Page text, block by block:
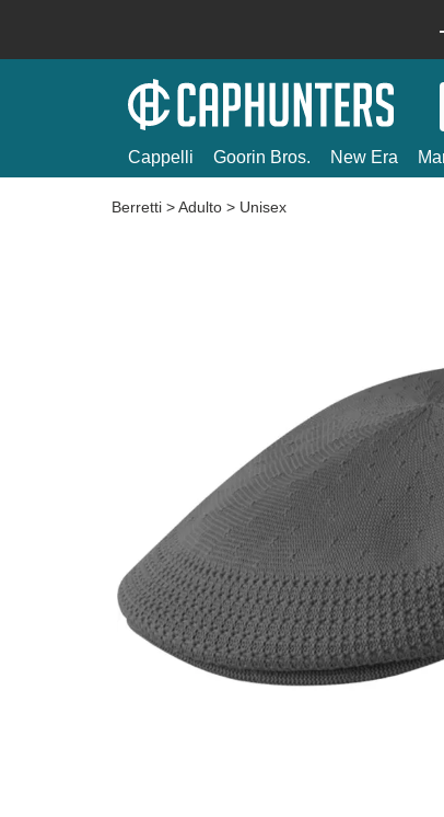
Cappelli Goorin Bros. New Era
Berretti >Adulto > Unisex